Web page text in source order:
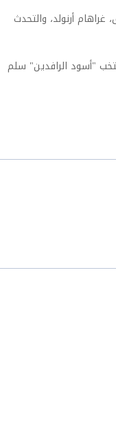
أرنولد، والتحدث
"أسود الرافدين" سلم